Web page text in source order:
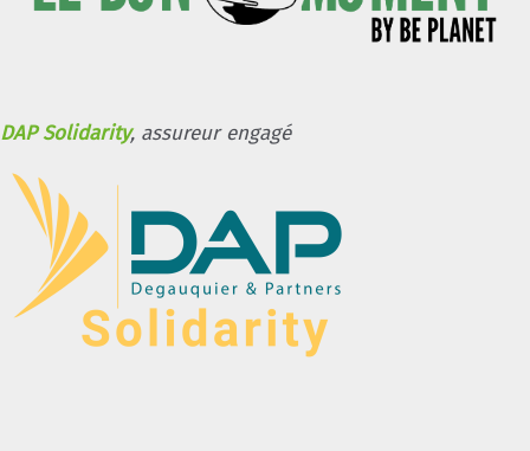
DAP Solidarity, assureur engagé